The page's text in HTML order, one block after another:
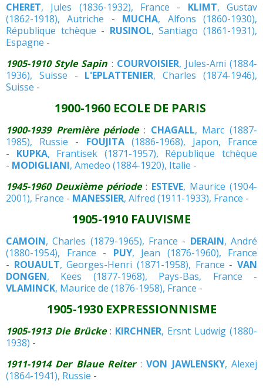
CHERET, Jules (1836-1932), France - KLIMT, Gustav
(1862-1918), Autriche - MUCHA, Alfons (1860-1930),
République tchèque - RUSINOL, Santiago (1861-1931),
Espagne -
1905-1910 Style Sapin : COURVOISIER, Jules-Ami (1884-
1936), Suisse - L'EPLATTENIER, Charles (1874-1946),
Suisse -
1900-1960 ECOLE DE PARIS
1900-1939 Première période: CHAGALL, Marc (1887-
1985), Russie - FOUJITA(1886-1968), Japon, France
- KUPKA, Frantisek (1871-1957), République tchèque
- MODIGLIANI, Amedeo (1884-1920), Italie -
1945-1960 Deuxième période: ESTEVE, Maurice (1904-
2001), France - MANESSIER, Alfred (1911-1933), France -
1905-1910 FAUVISME
CAMOIN, Charles (1879-1965), France - DERAIN, André
(1880-1954), France - PUY, Jean (1876-1960), France
- ROUAULT, Georges-Henri (1871-1958), France -VAN
DONGEN, Kees (1877-1968), Pays-Bas, France -
VLAMINCK, Maurice de (1876-1958), France -
1905-1930 EXPRESSIONNISME
1905-1913 Die Brücke: KIRCHNER, Ersnt Ludwig (1880-
1938) -
1911-1914 Der Blaue Reiter:VON JAWLENSKY, Alexej
(1864-1941), Russie -